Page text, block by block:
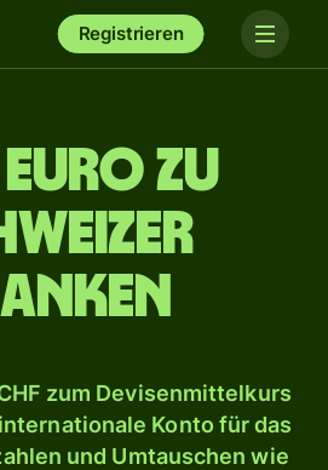
Registrieren
zu
zum Devisenmittelkurs
Konto für das
und Umtauschen wie